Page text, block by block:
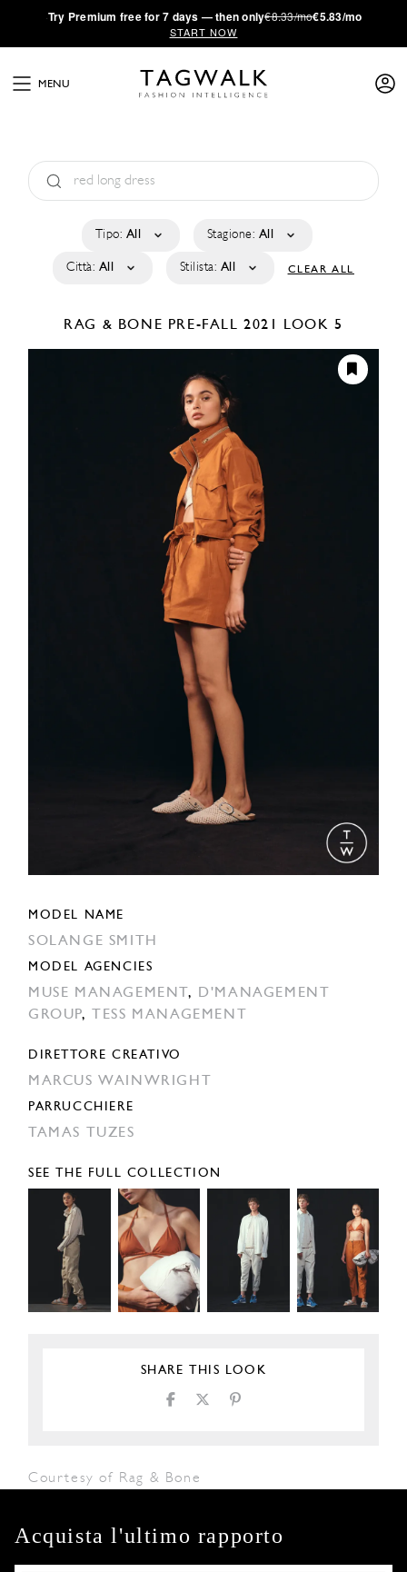
·Try Premium free for 7 days — then only€8.33/mo€5.83/mo
START NOW
MENU
Tipo: All Stagione: All
Città: All Stilista: All CLEAR ALL
RAG & BONE PRE-FALL 2021 LOOK 5
MODEL NAME
SOLANGE SMITH
MODEL AGENCIES
MUSE MANAGEMENT,
D'MANAGEMENT
GROUP, TESS MANAGEMENT
DIRETTORE CREATIVO
MARCUS WAINWRIGHT
PARRUCCHIERE
TAMAS TUZES
SEE THE FULL COLLECTION
SHARE THIS LOOK
Courtesy of Rag & Bone
Acquista l'ultimo rapporto